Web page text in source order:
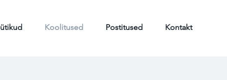
Koolitused Postitused Kontakt